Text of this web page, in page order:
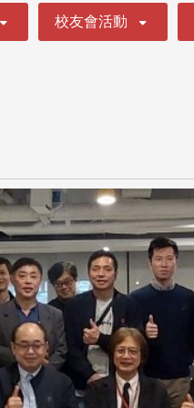
校友會活動